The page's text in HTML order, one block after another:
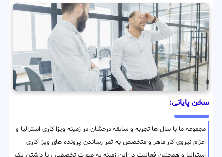
سخن پایانی:
مجموعه ما با سال ها تجربه و سابقه درخشان در زمینه ویزا کاری استرالیا و
اعزام نیروی کار ماهر و متخصص به ثمر رساندن پرونده های ویزا کاری
استرالیا و همچنین فعالیت در این زمینه به صورت تخصصی ، با داشتن یک